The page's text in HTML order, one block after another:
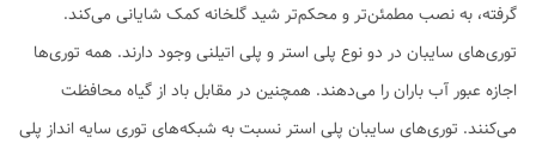
گرفته، به نصب مطمئن‌تر و محکم‌تر شید گلخانه کمک شایانی می‌کند.
توری‌های سایبان در دو نوع پلی استر و پلی اتیلنی وجود دارند. همه توری‌ها
اجازه عبور آب باران را می‌دهند. همچنین در مقابل باد از گیاه محافظت
می‌کنند. توری‌های سایبان پلی استر نسبت به شبکه‌های توری سایه انداز پلی